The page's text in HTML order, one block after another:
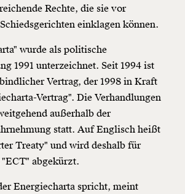
Rechte, die sie vor
einklagen können.
wurde als politische
1991 unterzeichnet. Seit 1994 ist
Vertrag, der 1998 in Kraft
Vertrag". Die Verhandlungen
außerhalb der
statt. Auf Englisch heißt
Treaty" und wird deshalb für
abgekürzt.
Energiecharta spricht, meint